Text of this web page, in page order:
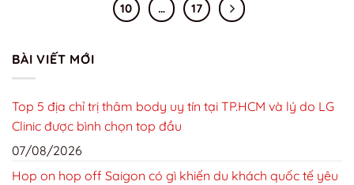
10
… 17
BÀI VIẾT MỚI
Top 5 địa chỉ trị thâm body uy tín tại TP.HCM và lý do LG
Clinic được bình chọn top đầu
07/08/2026
Hop on hop off Saigon có gì khiến du khách quốc tế yêu